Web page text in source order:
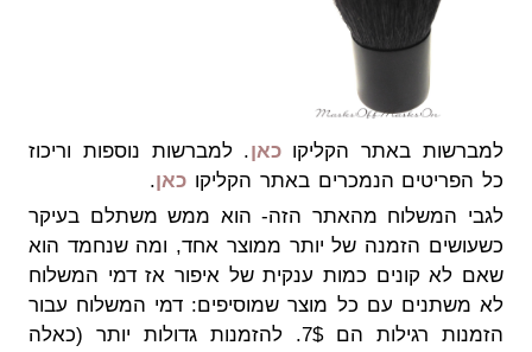
למברשות באתר הקליקו כאן. למברשות נוספות וריכוז
כל הפריטים הנמכרים באתר הקליקו כאן.
לגבי המשלוח מהאתר הזה- הוא ממש משתלם בעיקר
כשעושים הזמנה של יותר ממוצר אחד, ומה שנחמד הוא
שאם לא קונים כמות ענקית של איפור אז דמי המשלוח
לא משתנים עם כל מוצר שמוסיפים: דמי המשלוח עבור
הזמנות רגילות הם 7$. להזמנות גדולות יותר (כאלה